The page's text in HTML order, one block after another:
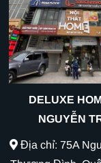
DELUXE
NGUYỄN
Địa chỉ: 75A